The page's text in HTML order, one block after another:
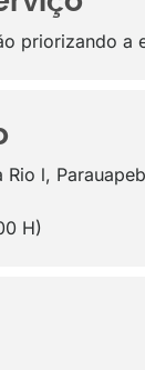
priorizando a
l,
H)